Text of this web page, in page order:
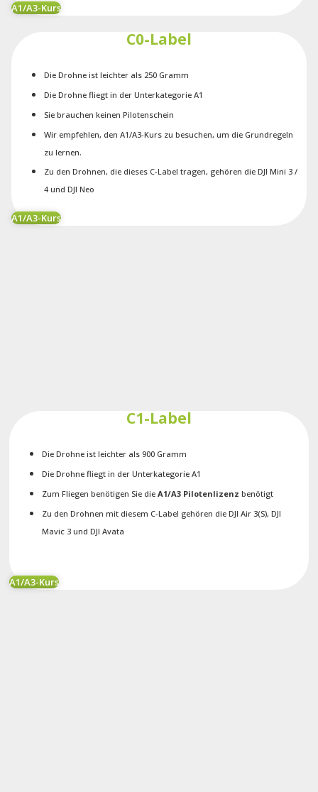
A1/A3-Kurs
C0-Label
Die Drohne ist leichter als 250 Gramm
Die Drohne fliegt in der Unterkategorie A1
Sie brauchen keinen Pilotenschein
Wir empfehlen, den A1/A3-Kurs zu besuchen, um die Grundregeln
zu lernen.
Zu den Drohnen, die dieses C-Label tragen, gehören die DJI Mini 3 /
4 und DJI Neo
A1/A3-Kurs
C1-Label
Die Drohne ist leichter als 900 Gramm
Die Drohne fliegt in der Unterkategorie A1
Zum Fliegen benötigen Sie die A1/A3 Pilotenlizenz benötigt
Zu den Drohnen mit diesem C-Label gehören die DJI Air 3(S), DJI
Mavic 3 und DJI Avata
A1/A3-Kurs